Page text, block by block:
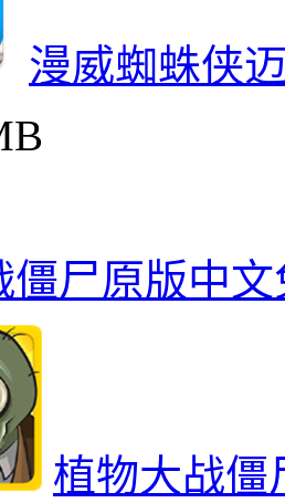
漫威蜘蛛侠
僵尸原版中
植物大战僵